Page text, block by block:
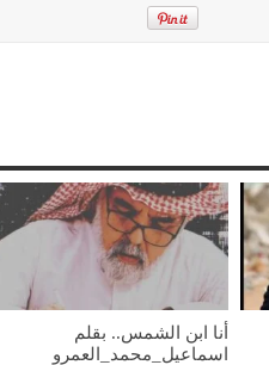
أنا ابن الشمس.. بقلم
اسماعيل_محمد_العمرو